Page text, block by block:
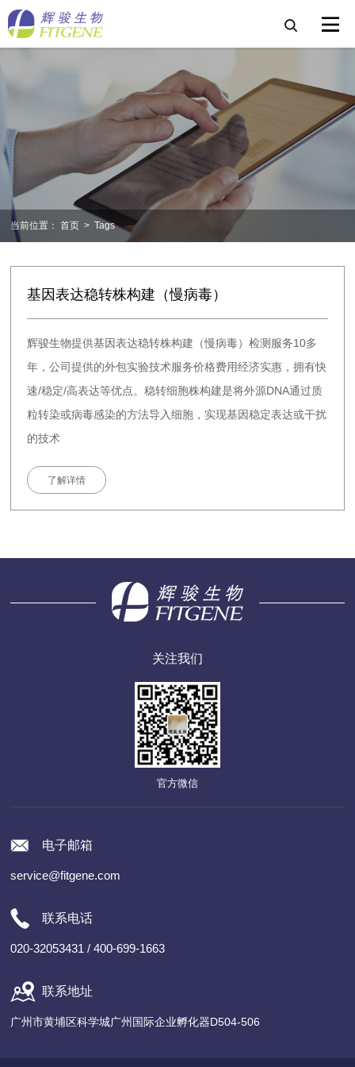
当前位置： 首页 > Tags
基因表达稳转株构建（慢病毒）
辉骏生物提供基因表达稳转株构建（慢病毒）检测服务10多
年，公司提供的外包实验技术服务价格费用经济实惠，拥有快
速/稳定/高表达等优点。稳转细胞株构建是将外源DNA通过质
粒转染或病毒感染的方法导入细胞，实现基因稳定表达或干扰
的技术
了解详情
关注我们
官方微信
电子邮箱
service@fitgene.com
联系电话
020-32053431 / 400-699-1663
联系地址
广州市黄埔区科学城广州国际企业孵化器D504-506